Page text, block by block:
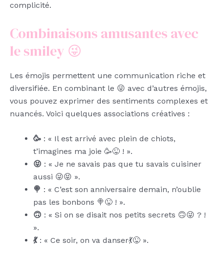
complicité.
Combinaisons amusantes avec
le smiley 😜
Les émojis permettent une communication riche et
diversifiée. En combinant le 😜 avec d’autres émojis,
vous pouvez exprimer des sentiments complexes et
nuancés. Voici quelques associations créatives :
🥳 : « Il est arrivé avec plein de chiots,
t’imagines ma joie 🥳😜 ! ».
😝 : « Je ne savais pas que tu savais cuisiner
aussi 😜😝 ».
🍭 : « C’est son anniversaire demain, n’oublie
pas les bonbons 🍭😜 ! ».
🙃 : « Si on se disait nos petits secrets 🙃😜 ? !
».
💃: « Ce soir, on va danser💃😜 ».